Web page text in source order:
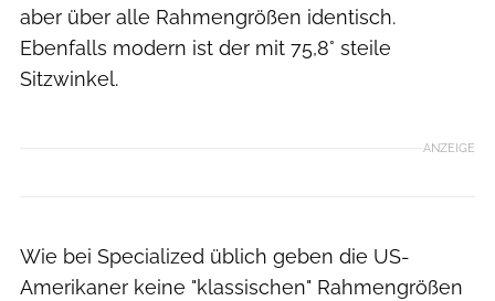
aber über alle Rahmengrößen identisch.
Ebenfalls modern ist der mit 75,8° steile
Sitzwinkel.
ANZEIGE
Wie bei Specialized üblich geben die US-
Amerikaner keine "klassischen" Rahmengrößen